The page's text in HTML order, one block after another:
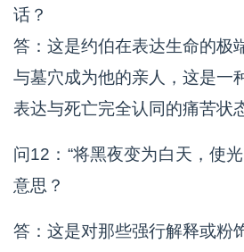
话？
答：这是约伯在表达生命的极
与墓穴成为他的亲人，这是一
表达与死亡完全认同的痛苦状
问12：“将黑夜变为白天，使
意思？
答：这是对那些强行解释或粉